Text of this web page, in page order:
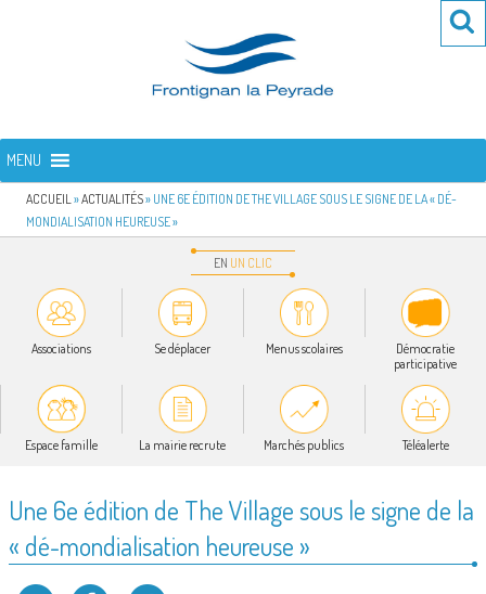
FRONTIGNAN LA PEYRADE
MENU
ACCUEIL »ACTUALITÉS» UNE 6E ÉDITION DE THE VILLAGE SOUS LE SIGNE DE LA « DÉ-
MONDIALISATION HEUREUSE »
EN UN CLIC
Associations Se déplacer Menus scolaires
Démocratie
participative
Espace famille La mairie recrute Marchés publics Téléalerte
Une 6e édition de The Village sous le signe de la
« dé-mondialisation heureuse »